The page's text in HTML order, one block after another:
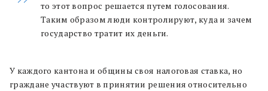
то этот вопрос решается путем голосования.
Таким образом люди контролируют, куда и зачем
государство тратит их деньги.
У каждого кантона и общины своя налоговая ставка, но
граждане участвуют в принятии решения относительно